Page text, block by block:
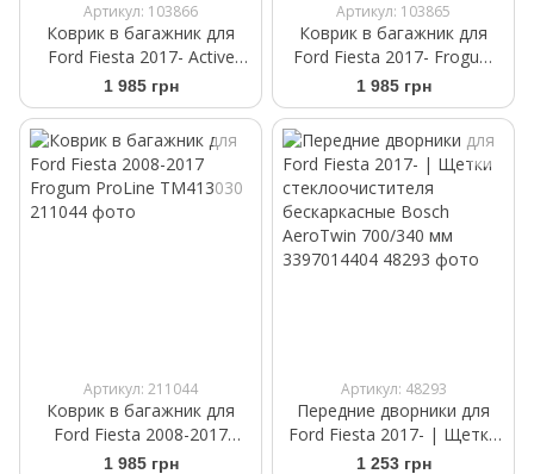
Артикул: 103866
Коврик в багажник для
Ford Fiesta 2017- Active
нижняя полка Frogum
ProLine TM404984
1 985 грн
Артикул: 103865
Коврик в багажник для
Ford Fiesta 2017- Frogum
ProLine TM404960
1 985 грн
Артикул: 211044
Коврик в багажник для
Ford Fiesta 2008-2017
Frogum ProLine TM413030
1 985 грн
Артикул: 48293
Передние дворники для
Ford Fiesta 2017- | Щетки
стеклоочистителя
1 253 грн